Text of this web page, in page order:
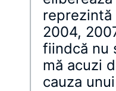
reprezintă
2004,
fiindcă nu
mă acuzi
cauza